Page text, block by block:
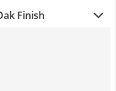
Finish